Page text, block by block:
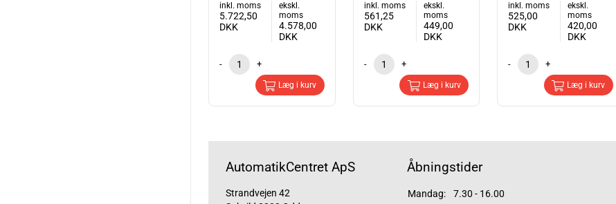
inkl. moms
5.722,50
DKK
ekskl.
moms
4.578,00
DKK
- +
Læg i kurv
inkl. moms
561,25
DKK
ekskl.
moms
449,00
DKK
- +
Læg i kurv
inkl. moms
525,00
DKK
ekskl.
moms
420,00
DKK
- +
Læg i kurv
AutomatikCentret ApS
Strandvejen 42
Åbningstider
Mandag:
7.30 - 16.00